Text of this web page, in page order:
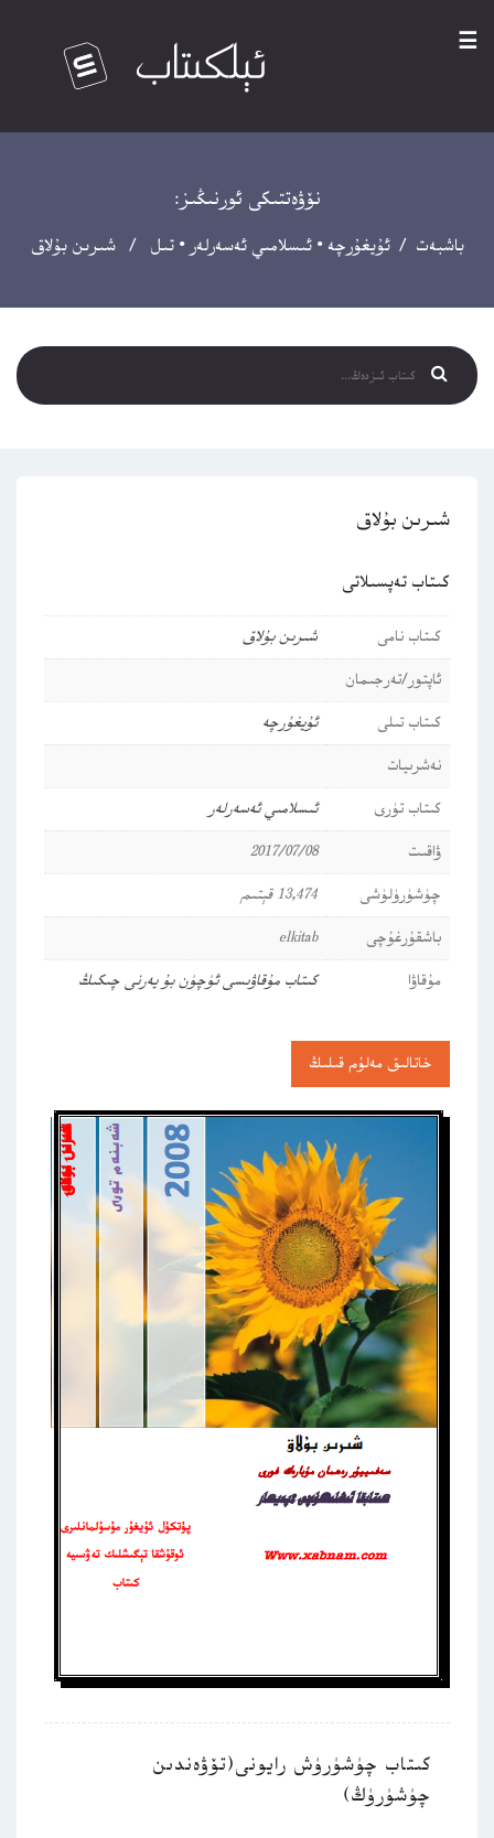
☰
نۆۋەتتىكى ئورنىڭىز:
باشبەت /ئۇيغۇرچە •ئىسلامىي ئەسەرلەر •تىل / شىرىن بۇلاق
شىرىن بۇلاق
كىتاب تەپسىلاتى
كىتاب نامى
شىرىن بۇلاق
ئاپتور/تەرجىمان
كىتاب تىلى
ئۇيغۇرچە
نەشرىيات
كىتاب تۈرى
ئىسلامىي ئەسەرلەر
ۋاقىت
2017/07/08
چۈشۈرۈلۈشى
13,474 قېتىم
باشقۇرغۇچى
elkitab
مۇقاۋا
كىتاب مۇقاۋىسى ئۈچۈن بۇ يەرنى چىكىڭ
خاتالىق مەلۇم قىلىڭ
كىتاب چۈشۈرۈش رايونى(تۆۋەندىن
چۈشۈرۈڭ)